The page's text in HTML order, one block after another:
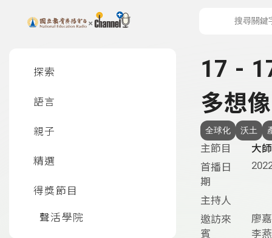
上方功能區塊
探索
語言
親子
精選
得獎節目
聲活學院
17 -
多想像
全球化 沃土
主節目
大
首播日
期
主持人
邀訪來
賓
廖
李